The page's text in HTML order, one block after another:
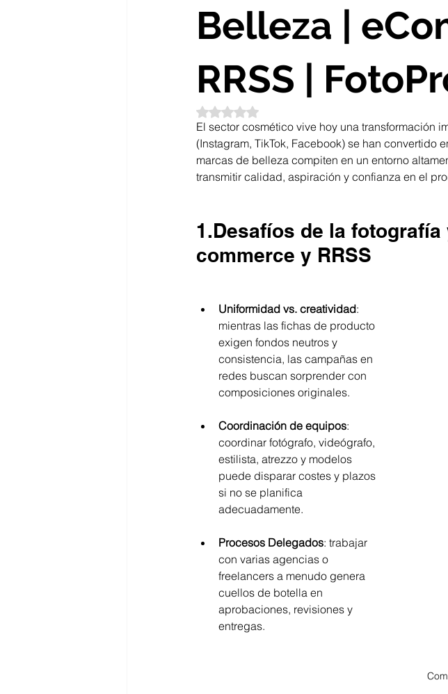
Belleza |
RRSS |
Obtuvo NaN de 5 estrellas.
El sector cosmético vive hoy una transformación
(Instagram, TikTok, Facebook) se han
marcas de belleza compiten en un entorno
transmitir calidad, aspiración y confianza en el
1.Desafíos de la
commerce y RRSS
Uniformidad vs. creatividad:
mientras las fichas de producto
exigen fondos neutros y
consistencia, las campañas en
redes buscan sorprender con
composiciones originales.
Coordinación de equipos:
coordinar fotógrafo, videógrafo,
estilista, atrezzo y modelos
puede disparar costes y plazos
si no se planifica
adecuadamente.
Procesos Delegados: trabajar
con varias agencias o
freelancers a menudo genera
cuellos de botella en
aprobaciones, revisiones y
entregas.